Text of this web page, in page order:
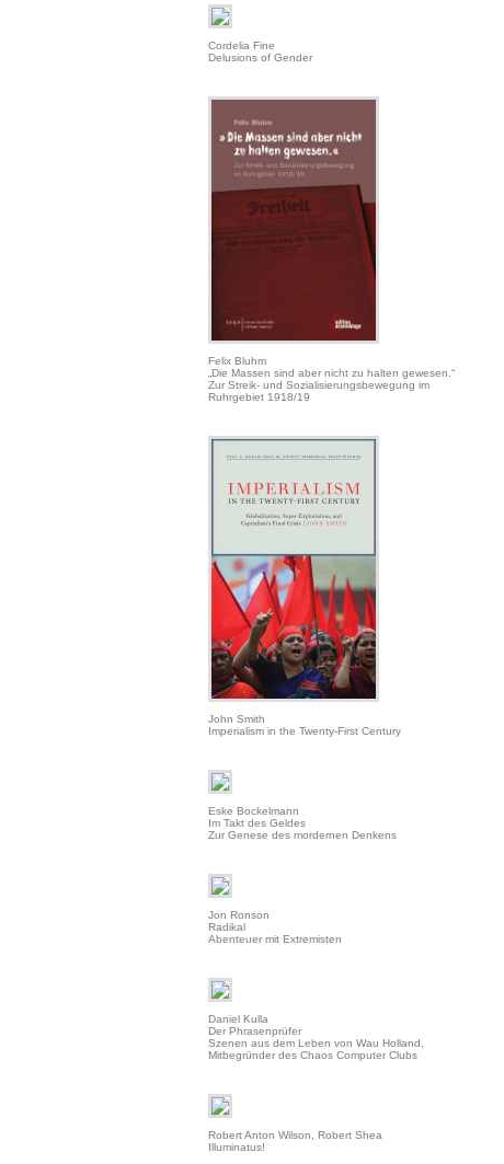
Cordelia Fine
Delusions of Gender
Felix Bluhm
„Die Massen sind aber nicht zu halten gewesen.“
Zur Streik- und Sozialisierungsbewegung im
Ruhrgebiet 1918/19
John Smith
Imperialism in the Twenty-First Century
Eske Bockelmann
Im Takt des Geldes
Zur Genese des mordernen Denkens
Jon Ronson
Radikal
Abenteuer mit Extremisten
Daniel Kulla
Der Phrasenprüfer
Szenen aus dem Leben von Wau Holland,
Mitbegründer des Chaos Computer Clubs
Robert Anton Wilson, Robert Shea
Illuminatus!